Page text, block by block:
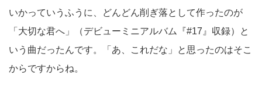
いかっていうふうに、どんどん削ぎ落として作ったのが
「大切な君へ」（デビューミニアルバム『#17』収録）と
いう曲だったんです。「あ、これだな」と思ったのはそこ
からですからね。